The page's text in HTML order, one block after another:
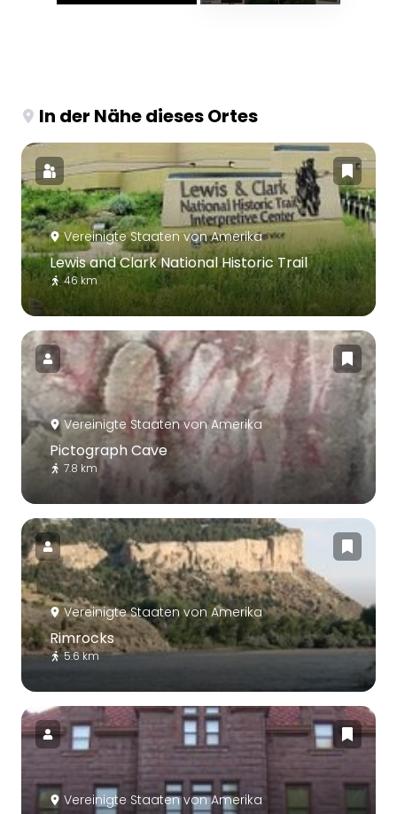
In der Nähe dieses Ortes
Vereinigte Staaten von Amerika
Lewis and Clark National Historic Trail
46 km
Vereinigte Staaten von Amerika
Pictograph Cave
7.8 km
Vereinigte Staaten von Amerika
Rimrocks
5.6 km
Vereinigte Staaten von Amerika